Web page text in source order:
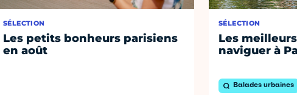
SÉLECTION
Les petits bonheurs parisiens
en août
SÉLECTION
Les
naviguer à
Balades urbaines